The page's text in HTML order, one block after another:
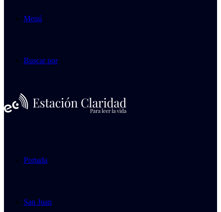
Menú
Buscar por
Portada
San Juan